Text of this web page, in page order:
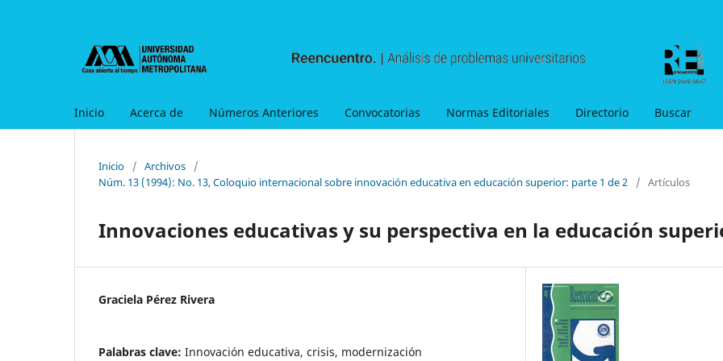
Inicio Acerca de Números Anteriores Convocatorias Normas Editoriales Directorio Buscar
Inicio / Archivos
/
Núm. 13 (1994): No. 13, Coloquio internacional sobre innovación educativa en educación superior: parte 1 de 2
/ Artículos
Innovaciones educativas y su perspectiva en la educación
Graciela Pérez Rivera
Palabras clave: Innovación educativa, crisis, modernización